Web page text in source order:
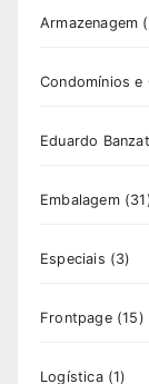
Armazenagem
Condomínios
Eduardo
Embalagem
Especiais (3)
Frontpage(15)
Logística(1)